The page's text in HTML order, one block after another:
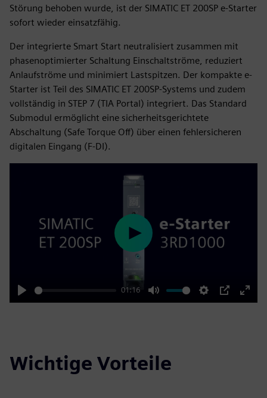
Störung behoben wurde, ist der SIMATIC ET 200SP e-Starter
sofort wieder einsatzfähig.
Der integrierte Smart Start neutralisiert zusammen mit
phasenoptimierter Schaltung Einschaltströme, reduziert
Anlaufströme und minimiert Lastspitzen. Der kompakte e-
Starter ist Teil des SIMATIC ET 200SP-Systems und zudem
vollständig in STEP 7 (TIA Portal) integriert. Das Standard
Submodul ermöglicht eine sicherheitsgerichtete
Abschaltung (Safe Torque Off) über einen fehlersicheren
digitalen Eingang (F-DI).
Play
01:16
Mute Settings
PIP
Enter
Play
Wichtige Vorteile